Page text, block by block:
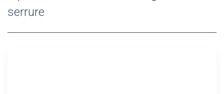
serrure